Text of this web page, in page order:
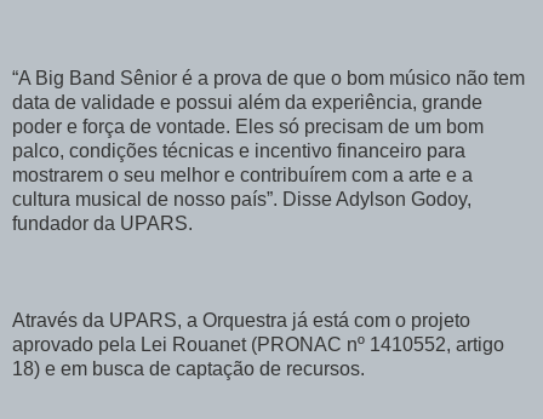
“A Big Band Sênior é a prova de que o bom músico não tem
data de validade e possui além da experiência, grande
poder e força de vontade. Eles só precisam de um bom
palco, condições técnicas e incentivo financeiro para
mostrarem o seu melhor e contribuírem com a arte e a
cultura musical de nosso país”. Disse Adylson Godoy,
fundador da UPARS.
Através da UPARS, a Orquestra já está com o projeto
aprovado pela Lei Rouanet (PRONAC nº 1410552, artigo
18) e em busca de captação de recursos.